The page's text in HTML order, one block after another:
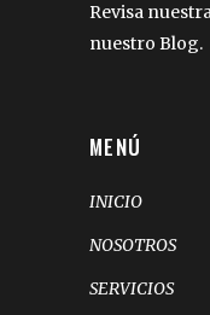
Revisa
nuestro Blog.
MENÚ
INICIO
NOSOTROS
SERVICIOS